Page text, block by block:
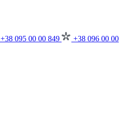
+38 095 00 00 849
+38 096 00 00